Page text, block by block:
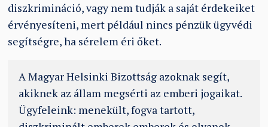
diszkrimináció, vagy nem tudják a saját érdekeiket
érvényesíteni, mert például nincs pénzük ügyvédi
segítségre, ha sérelem éri őket.
A Magyar Helsinki Bizottság azoknak segít,
akiknek az állam megsérti az emberi jogaikat.
Ügyfeleink: menekült, fogva tartott,